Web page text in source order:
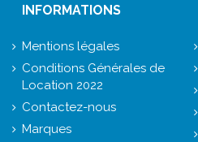
INFORMATIONS
Mentions légales
Conditions Générales de
Location 2022
Contactez-nous
Marques